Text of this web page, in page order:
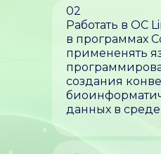
02
Работать в ОС
в программах
примененять
создания
данных в